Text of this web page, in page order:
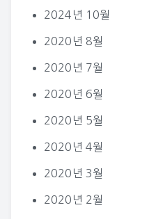
2024년 10월
2020년 8월
2020년 7월
2020년 6월
2020년 5월
2020년 4월
2020년 3월
2020년 2월